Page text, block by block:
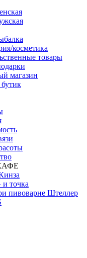
косметика
товары
магазин
точка
пивоварне Штеллер